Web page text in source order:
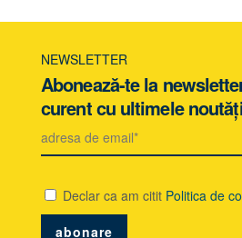
NEWSLETTER
Abonează-te la
curent cu ultimele
Declar ca am citit Politica de